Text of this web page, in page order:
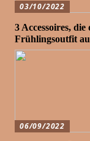
03/10/2022
3 Accessoires, die
Frühlingsoutfit
06/09/2022